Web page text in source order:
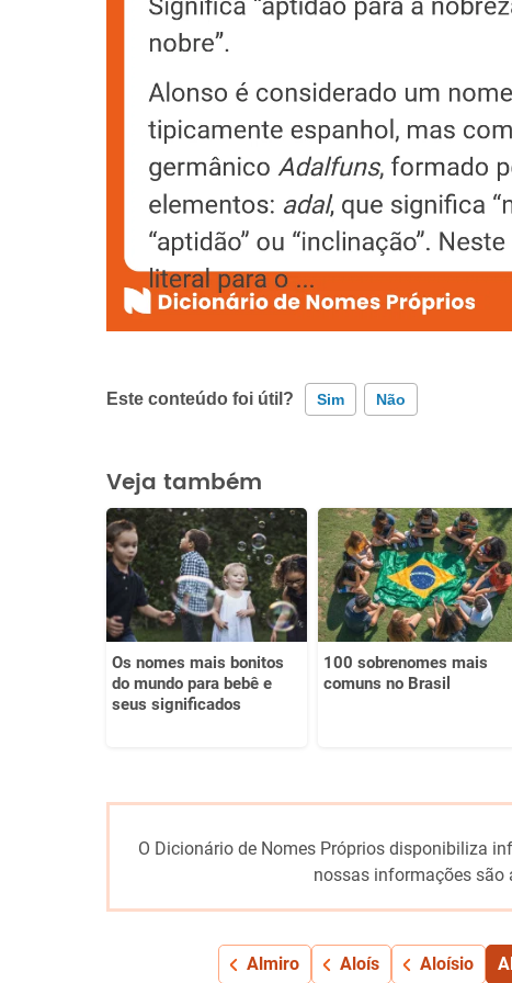
Este conteúdo foi útil? Sim Não
Este conteúdo contém informação incorreta
Este conteúdo não tem a informação que procuro
Outro
Veja também
Os nomes mais bonitos
do mundo para bebê e
seus significados
100 sobrenomes mais
comuns no Brasil
O Dicionário de Nomes Próprios disponibiliza
nossas informações são
Almiro Aloís Aloísio